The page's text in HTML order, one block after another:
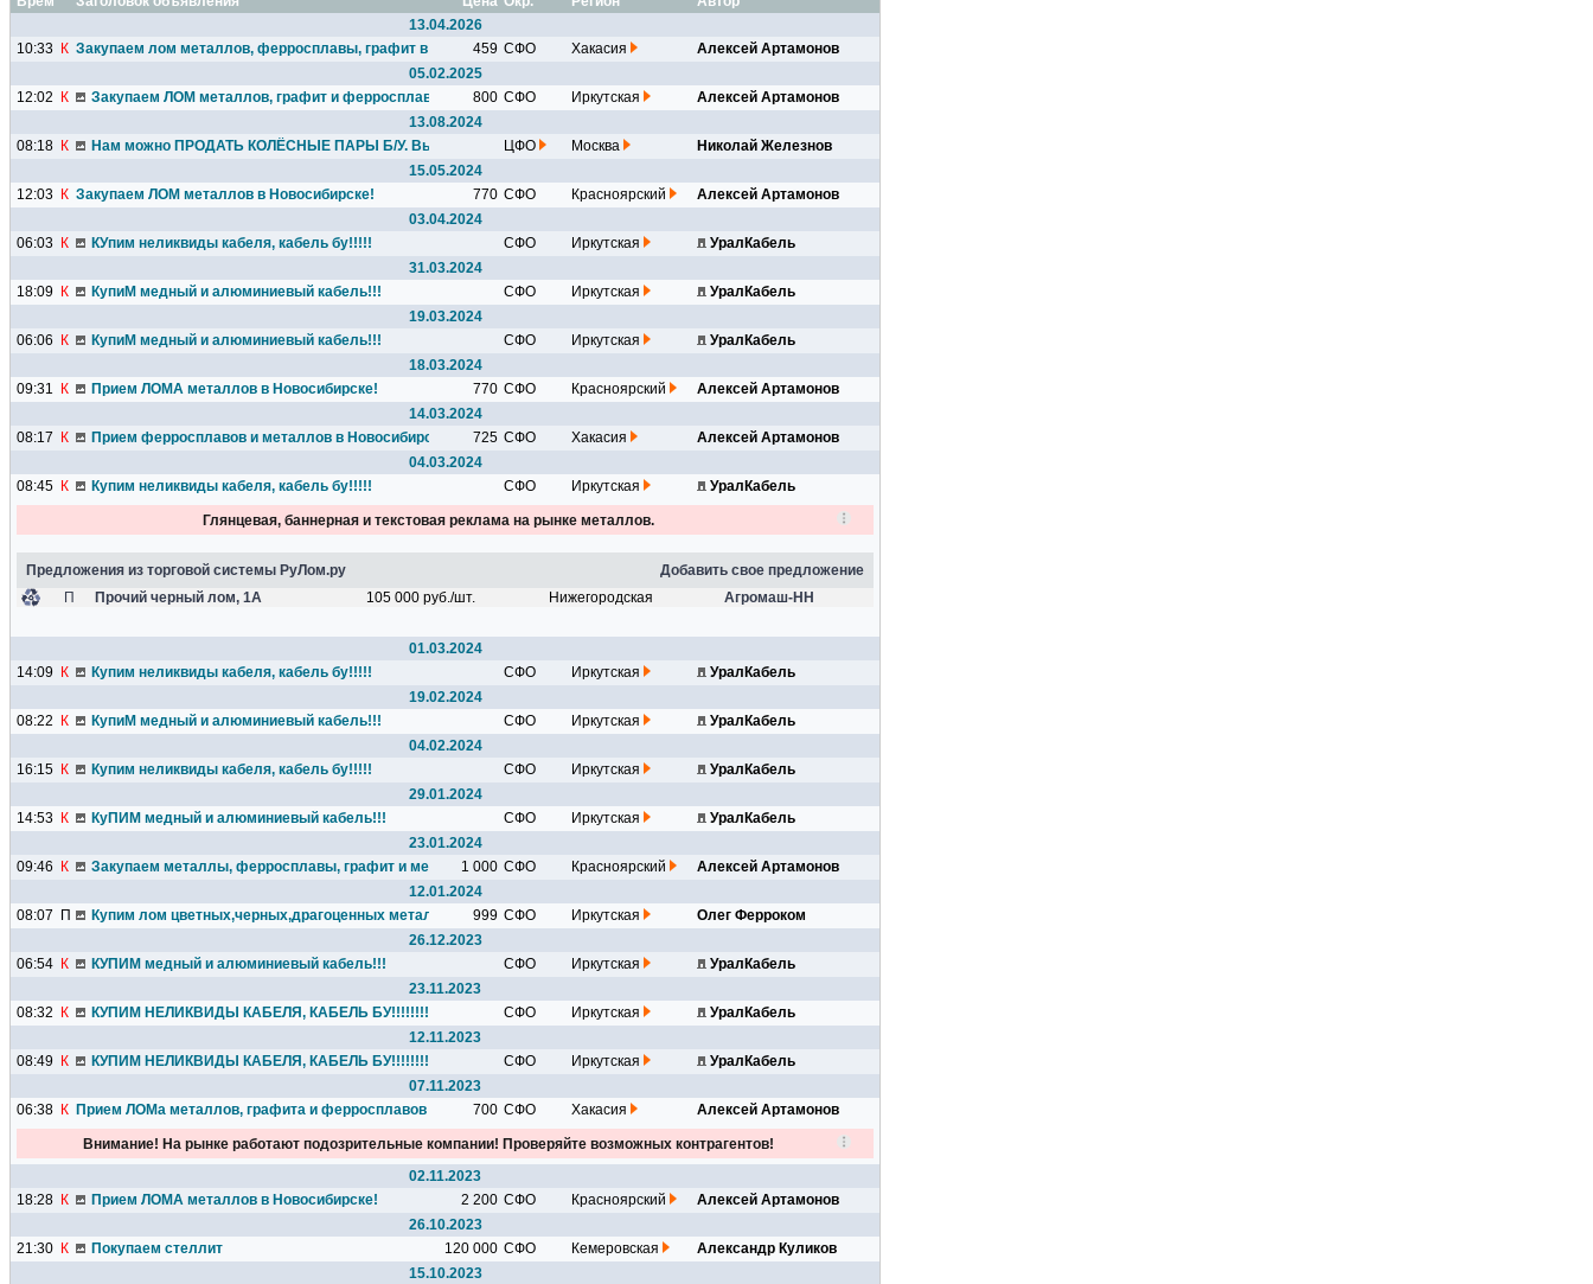
13.04.2026
10:33
К Закупаем лом металлов, ферросплавы, графит в любых количествах
459 СФО Хакасия
Алексей Артамонов
05.02.2025
12:02
К Закупаем ЛОМ металлов, графит и ферросплавы в НСК
800 СФО Иркутская
Алексей Артамонов
13.08.2024
08:18 К Нам можно ПРОДАТЬ КОЛЁСНЫЕ ПАРЫ Б/У. Выкуп Колёсных пар...
ЦФО Москва
Николай Железнов
15.05.2024
12:03 К Закупаем ЛОМ металлов в Новосибирске! 770 СФО Красноярский
Алексей Артамонов
03.04.2024
06:03
К КУпим неликвиды кабеля, кабель бу!!!!! СФО Иркутская
УралКабель
31.03.2024
18:09 К КупиМ медный и алюминиевый кабель!!! СФО Иркутская
УралКабель
19.03.2024
06:06
К КупиМ медный и алюминиевый кабель!!! СФО Иркутская
УралКабель
18.03.2024
09:31
К Прием ЛОМА металлов в Новосибирске! 770 СФО Красноярский
Алексей Артамонов
14.03.2024
08:17
К Прием ферросплавов и металлов в Новосибирске 725 СФО Хакасия
Алексей Артамонов
04.03.2024
08:45 К Купим неликвиды кабеля, кабель бу!!!!! СФО Иркутская УралКабель
Глянцевая, баннерная и текстовая реклама на рынке металлов.
Предложения из торговой системы РуЛом.ру
Добавить свое предложение
П
Прочий черный лом, 1А 105 000 руб./шт. Нижегородская Агромаш-НН
01.03.2024
14:09
К Купим неликвиды кабеля, кабель бу!!!!! СФО Иркутская
УралКабель
19.02.2024
08:22
К КупиМ медный и алюминиевый кабель!!! СФО Иркутская
УралКабель
04.02.2024
16:15 К Купим неликвиды кабеля, кабель бу!!!!! СФО Иркутская
УралКабель
29.01.2024
14:53 К КуПИМ медный и алюминиевый кабель!!! СФО Иркутская
УралКабель
23.01.2024
09:46
К Закупаем металлы, ферросплавы, графит и металлопрокат бу
1 000 СФО Красноярский
Алексей Артамонов
12.01.2024
08:07
П Купим лом цветных,черных,драгоценных металлов 999 СФО Иркутская
Олег Ферроком
26.12.2023
06:54 К КУПИМ медный и алюминиевый кабель!!! СФО Иркутская
УралКабель
23.11.2023
08:32
К КУПИМ НЕЛИКВИДЫ КАБЕЛЯ, КАБЕЛЬ БУ!!!!!!!!! СФО Иркутская
УралКабель
12.11.2023
08:49
К КУПИМ НЕЛИКВИДЫ КАБЕЛЯ, КАБЕЛЬ БУ!!!!!!!!! СФО Иркутская
УралКабель
07.11.2023
06:38 К Прием ЛОМа металлов, графита и ферросплавов в НСК 700 СФО Хакасия Алексей Артамонов
Внимание! На рынке работают подозрительные компании! Проверяйте возможных контрагентов!
02.11.2023
18:28 К Прием ЛОМА металлов в Новосибирске! 2 200 СФО Красноярский
Алексей Артамонов
26.10.2023
21:30 К Покупаем стеллит 120 000 СФО Кемеровская
Александр Куликов
15.10.2023